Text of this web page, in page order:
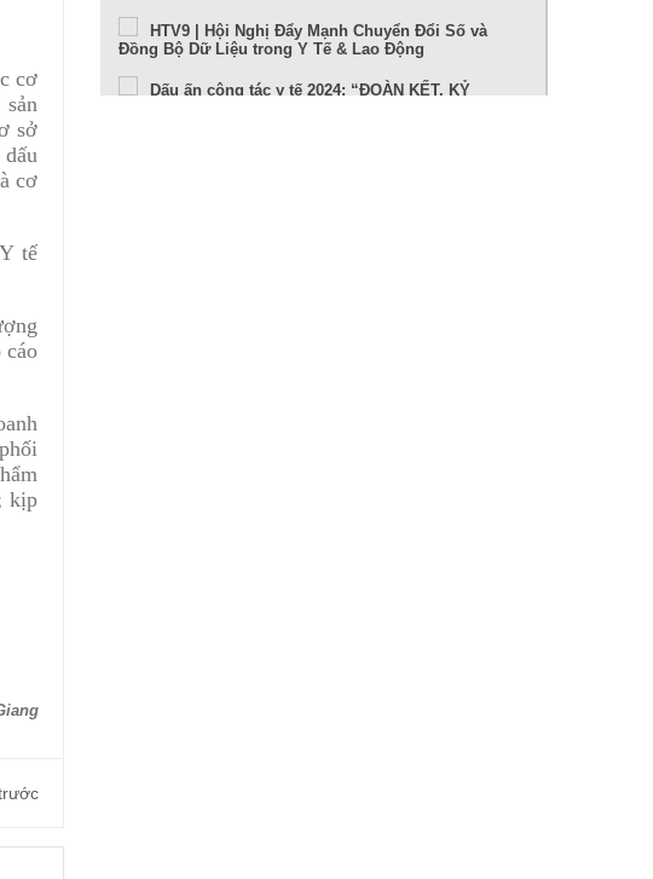
cơ
sở
cơ
tế
cáo
kịp
HTV9 | Hội Nghị Đẩy Mạnh Chuyển Đổi Số và
Đồng Bộ Dữ Liệu trong Y Tế & Lao Động
Dấu ấn công tác y tế 2024: “ĐOÀN KẾT, KỶ